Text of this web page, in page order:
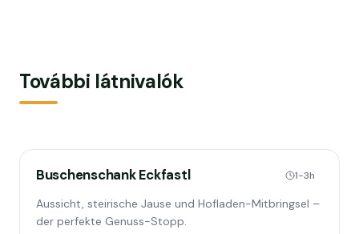
További látnivalók
Buschenschank Eckfastl 1-3h
Aussicht, steirische Jause und Hofladen-Mitbringsel –
der perfekte Genuss-Stopp.